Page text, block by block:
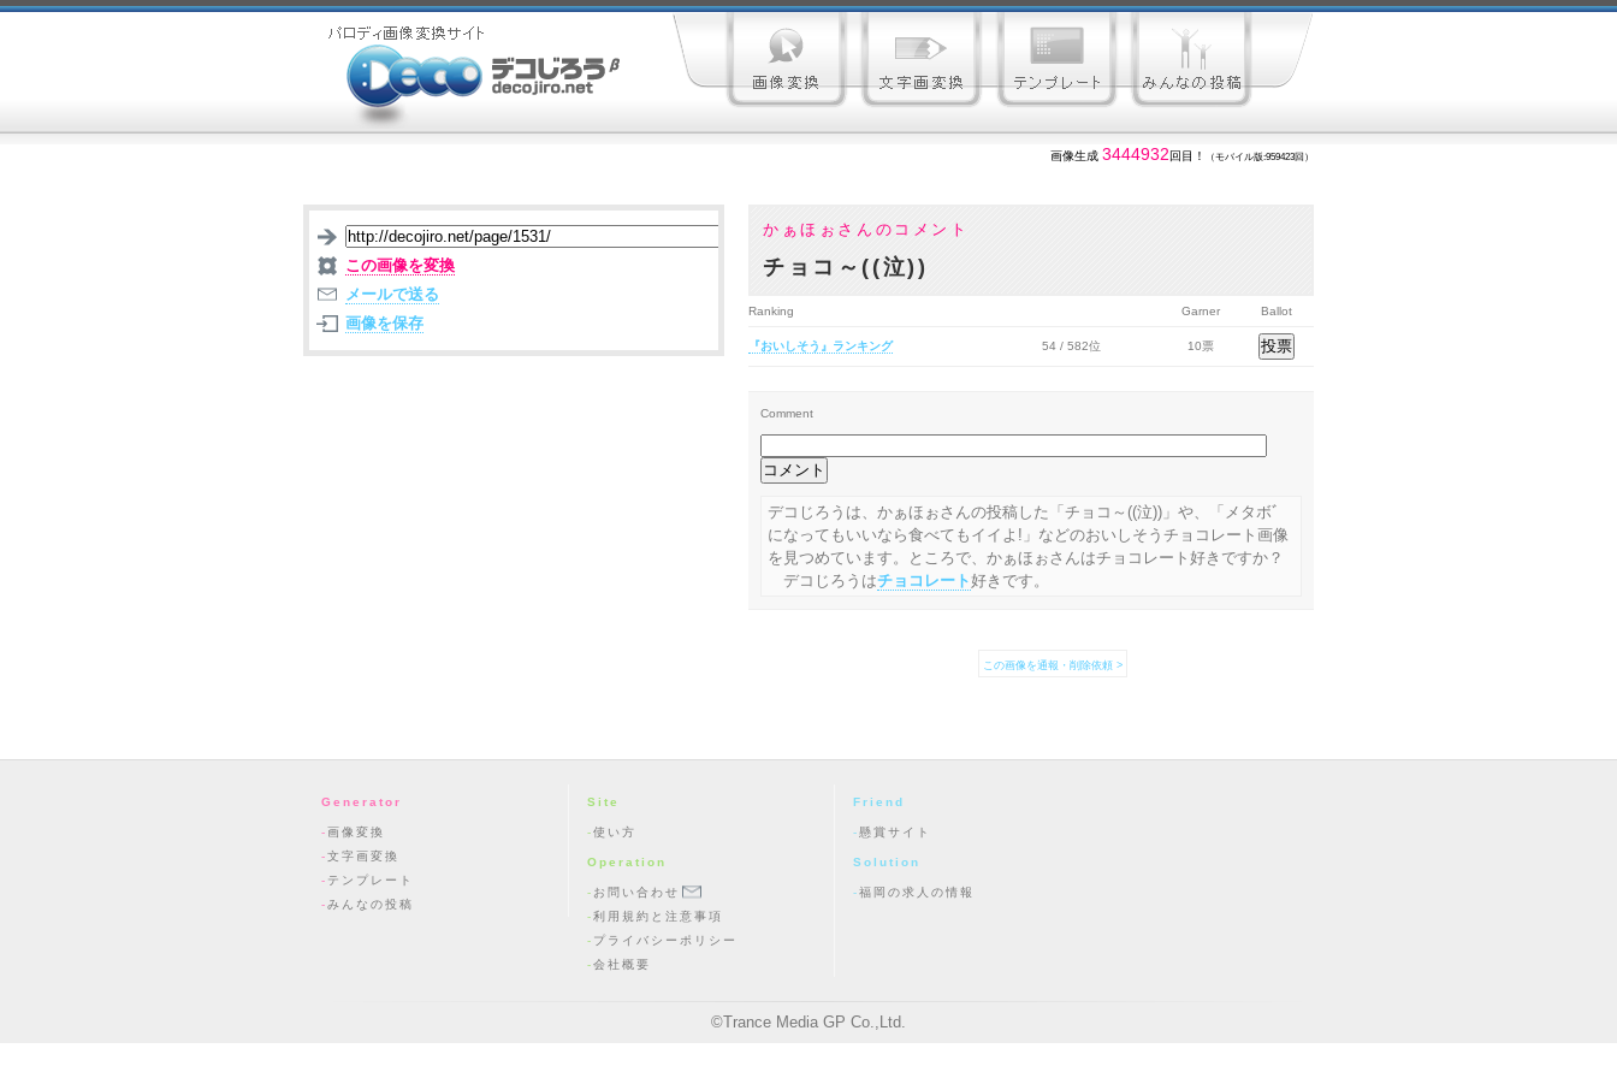
画像生成 3444932 回目！ （モバイル版:959423回）
かぁほぉさんのコメント
チョコ～((泣))
この画像を変換
メールで送る
画像を保存
Ranking Garner Ballot
『おいしそう』ランキング 54 / 582位 10票
Comment
デコじろうは、かぁほぉさんの投稿した「チョコ～((泣))」や、「メタボﾞ
になってもいいなら食べてもイイよ!」などのおいしそうチョコレート画像
を見つめています。ところで、かぁほぉさんはチョコレート好きですか？
デコじろうはチョコレート好きです。
この画像を通報・削除依頼 >
Generator
画像変換
文字画変換
テンプレート
みんなの投稿
Site
使い方
Operation
お問い合わせ
利用規約と注意事項
プライバシーポリシー
会社概要
Friend
懸賞サイト
Solution
福岡の求人の情報
©Trance Media GP Co.,Ltd.